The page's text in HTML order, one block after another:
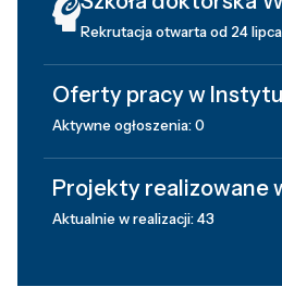
Rekrutacja otwarta od 24
Oferty pracy w
Aktywne ogłoszenia: 0
Projekty realizowane
Aktualnie w realizacji: 43